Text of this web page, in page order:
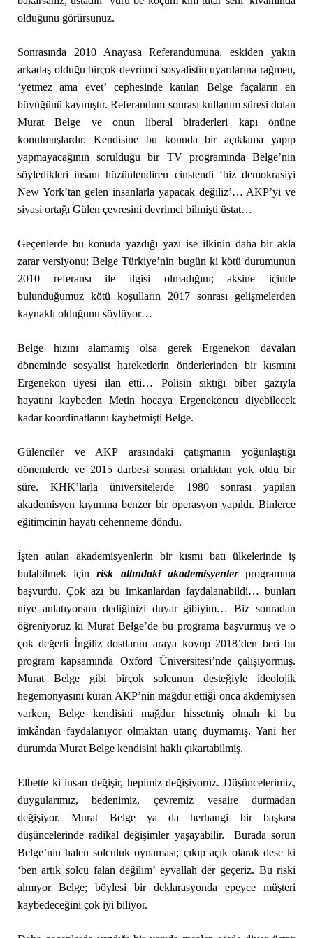
olduğunu görürsünüz.
Sonrasında 2010 Anayasa Referandumuna, eskiden yakın
arkadaş olduğu birçok devrimci sosyalistin uyarılarına rağmen,
‘yetmez ama evet’ cephesinde katılan Belge façaların en
büyüğünü kaymıştır. Referandum sonrası kullanım süresi dolan
Murat Belge ve onun liberal biraderleri kapı önüne
konulmuşlardır. Kendisine bu konuda bir açıklama yapıp
yapmayacağının sorulduğu bir TV programında Belge’nin
söyledikleri insanı hüzünlendiren cinstendi ‘biz demokrasiyi
New York’tan gelen insanlarla yapacak değiliz’… AKP’yi ve
siyasi ortağı Gülen çevresini devrimci bilmişti üstat…
Geçenlerde bu konuda yazdığı yazı ise ilkinin daha bir akla
zarar versiyonu: Belge Türkiye’nin bugün ki kötü durumunun
2010 referansı ile ilgisi olmadığını; aksine içinde
bulunduğumuz kötü koşulların 2017 sonrası gelişmelerden
kaynaklı olduğunu söylüyor…
Belge hızını alamamış olsa gerek Ergenekon davaları
döneminde sosyalist hareketlerin önderlerinden bir kısmını
Ergenekon üyesi ilan etti… Polisin sıktığı biber gazıyla
hayatını kaybeden Metin hocaya Ergenekoncu diyebilecek
kadar koordinatlarını kaybetmişti Belge.
Gülenciler ve AKP arasındaki çatışmanın yoğunlaştığı
dönemlerde ve 2015 darbesi sonrası ortalıktan yok oldu bir
süre. KHK’larla üniversitelerde 1980 sonrası yapılan
akademisyen kıyımına benzer bir operasyon yapıldı. Binlerce
eğitimcinin hayatı cehenneme döndü.
İşten atılan akademisyenlerin bir kısmı batı ülkelerinde iş
bulabilmek içinrisk altındaki akademisyenlerprogramına
başvurdu. Çok azı bu imkanlardan faydalanabildi… bunları
niye anlatıyorsun dediğinizi duyar gibiyim… Biz sonradan
öğreniyoruz ki Murat Belge’de bu programa başvurmuş ve o
çok değerli İngiliz dostlarını araya koyup 2018’den beri bu
program kapsamında Oxford Üniversitesi’nde çalışıyormuş.
Murat Belge gibi birçok solcunun desteğiyle ideolojik
hegemonyasını kuran AKP’nin mağdur ettiği onca akdemiysen
varken, Belge kendisini mağdur hissetmiş olmalı ki bu
imkândan faydalanıyor olmaktan utanç duymamış. Yani her
durumda Murat Belge kendisini haklı çıkartabilmiş.
Elbette ki insan değişir, hepimiz değişiyoruz. Düşüncelerimiz,
duygularımız, bedenimiz, çevremiz vesaire durmadan
değişiyor. Murat Belge ya da herhangi bir başkası
düşüncelerinde radikal değişimler yaşayabilir. Burada sorun
Belge’nin halen solculuk oynaması; çıkıp açık olarak dese ki
‘ben artık solcu falan değilim’ eyvallah der geçeriz. Bu riski
almıyor Belge; böylesi bir deklarasyonda epeyce müşteri
kaybedeceğini çok iyi biliyor.